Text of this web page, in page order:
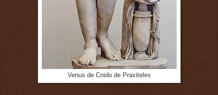
Venus de Cnido de Praxiteles